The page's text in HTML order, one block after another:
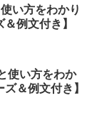
い方をわかり
例文付き】
使い方をわか
＆例文付き】